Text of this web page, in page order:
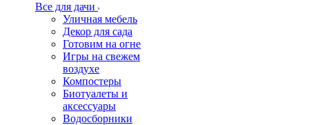
Все для дачи
Уличная мебель
Декор для сада
Готовим на огне
Игры на свежем
воздухе
Компостеры
Биотуалеты и
аксессуары
Водосборники